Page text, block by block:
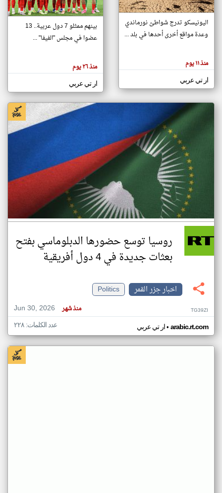
تغيير الدولة
اخبار جزر القمر على مدار الساعة
أهم اخبار جزر القمر العاجلة والمباشرة
هنا عن
وجهة
كاتبيها.
اليونيسكو تدرج شواطئ نورماندي
وعدة مواقع أخرى أحدها في بلد ...
منذ ١١ يوم
ار تي عربي
بينهم ممثلو 7 دول عربية.. 13
عضوا في مجلس "الفيفا" ...
منذ ٢٦ يوم
ار تي عربي
روسيا توسع حضورها الدبلوماسي بفتح
بعثات جديدة في 4 دول أفريقية
اخبار جزر القمر
Politics
Jun 30, 2026
منذ شهر TG39ZI
ار تي عربي• arabic.rt.com عدد الكلمات: ٢٢٨
klyoum.com